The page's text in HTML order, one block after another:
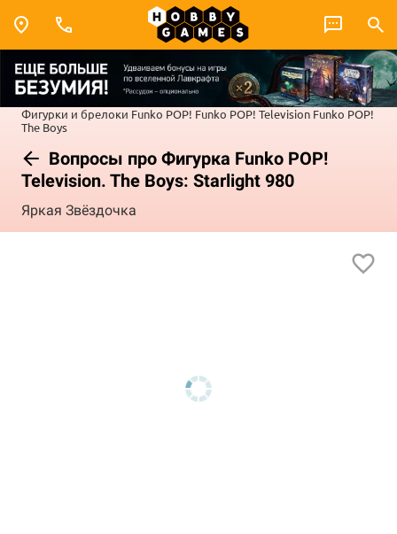
Фигурки и брелоки Funko POP! Funko POP! Television Funko POP!
The Boys
Вопросы про Фигурка Funko POP!
Television. The Boys: Starlight 980
Яркая Звёздочка